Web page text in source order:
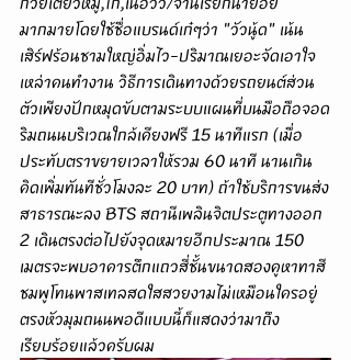
มากมายโดยใช้ชื่อแบรนด์เก๋ๆว่า "วัวนู้ด" เน้น
เสิร์ฟร้อนชามใหญ่อิ่มไว-ปริมาณเยอะจัดเอาใจ
เหล่าคนทำงาน วิธีการเดินทางด้วยรถยนต์ส่วน
ตัวเพียงปักหมุดขับตามระบบแผนที่บนมือถือจอด
ริมถนนบริเวณใกล้เคียงฟรี 15 นาทีแรก (เมื่อ
ประทับตราขยายเวลาให้รวม 60 นาที นานเกิน
คิดเพิ่มทันทีชั่วโมงละ 20 บาท) ถ้าใช้บริการขนส่ง
สาธารณะลง BTS สถานีเพลินจิตประตูทางออก
2 เดินตรงต่อไปยังจุดหมายอีกประมาณ 150
เมตรจะพบอาคารตึกแถวสี่ชั้นขนาดสองคูหาทาสี
ชมพูโทนพาสเทลสดใสสวยงามไม่เหมือนใครอยู่
ตรงหัวมุมถนนพอดีแบบนี้ก็แสดงว่ามาถึง
เรียบร้อยแล้วครับผม